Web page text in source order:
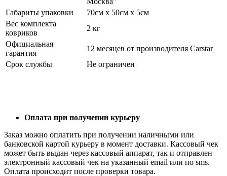
Габариты упаковки
70см x 50см x 5см
Вес комплекта
ковриков
2 кг
Официальная
гарантия
12 месяцев от производителя Carstar
Срок службы
Не ограничен
Оплата при получении курьеру
Заказ можно оплатить при получении наличными или
банковской картой курьеру в момент доставки. Кассовый чек
может быть выдан через кассовый аппарат, так и отправлен
электронный кассовый чек на указанный email или по sms.
Оплата происходит после проверки товара.